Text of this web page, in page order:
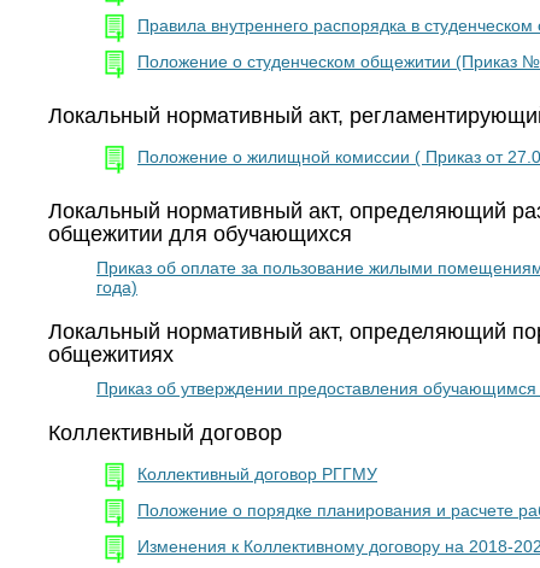
Правила внутреннего распорядка в
Положение о студенческом общежитии (Приказ
Локальный нормативный акт,
Положение о жилищной комиссии ( Приказ от
Локальный нормативный акт, определяющий
общежитии для обучающихся
Приказ об оплате за пользование жилыми
года)
Локальный нормативный акт, определяющий
общежитиях
Приказ об утверждении предоставления
Коллективный договор
Коллективный договор РГГМУ
Положение о порядке планирования и расчете
Изменения к Коллективному договору на 2018-